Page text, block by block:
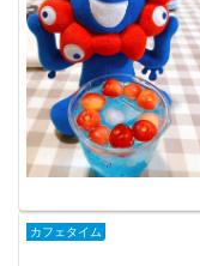
カフェタイム